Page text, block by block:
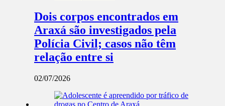
Dois corpos encontrados em
Araxá são investigados pela
Polícia Civil; casos não têm
relação entre si
02/07/2026